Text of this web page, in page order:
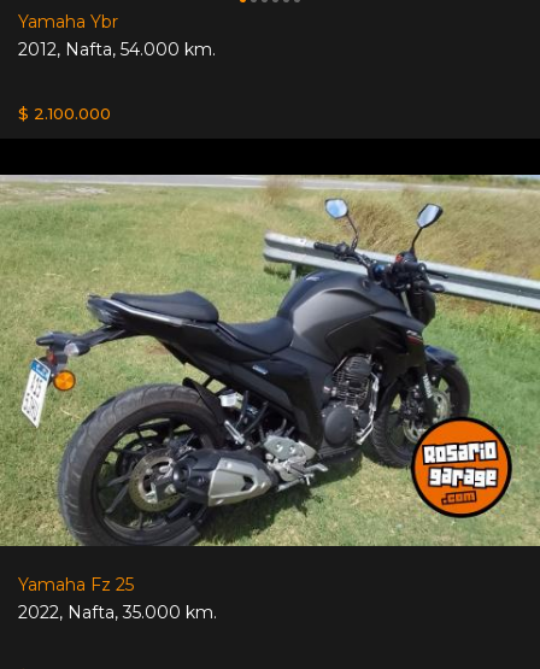
Yamaha Ybr
2012, Nafta, 54.000 km.
$ 2.100.000
Yamaha Fz 25
2022, Nafta,35.000 km.